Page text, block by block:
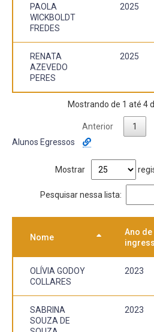
PAOLA
WICKBOLDT
FREDES
2025
RENATA
AZEVEDO
PERES
2025
Mostrando de 1 até 4
Anterior 1
Alunos Egressos
Mostrar
Pesquisar nessa lista:
Nome
Ano de
OLÍVIA GODOY
COLLARES
2023
SABRINA
SOUZA DE
2023